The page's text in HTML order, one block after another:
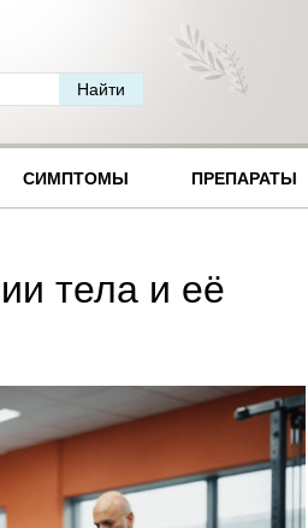
СИМПТОМЫ ПРЕПАРАТЫ
тела и её